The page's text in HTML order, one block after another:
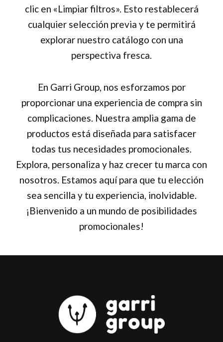
clic en «Limpiar filtros». Esto restablecerá
cualquier selección previa y te permitirá
explorar nuestro catálogo con una
perspectiva fresca.
En Garri Group, nos esforzamos por
proporcionar una experiencia de compra sin
complicaciones. Nuestra amplia gama de
productos está diseñada para satisfacer
todas tus necesidades promocionales.
Explora, personaliza y haz crecer tu marca con
nosotros. Estamos aquí para que tu elección
sea sencilla y tu experiencia, inolvidable.
¡Bienvenido a un mundo de posibilidades
promocionales!